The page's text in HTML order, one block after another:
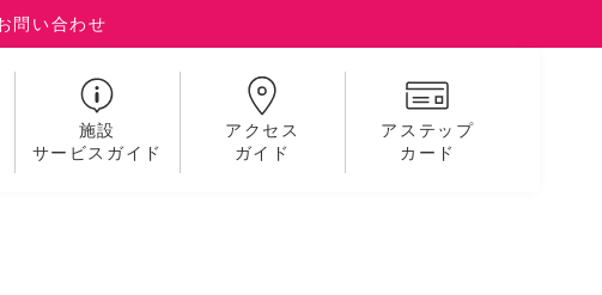
問い合わせ
施設
サービスガイド
アクセス
ガイド
アステップ
カード